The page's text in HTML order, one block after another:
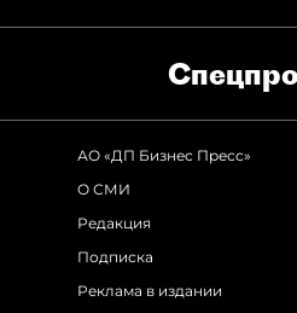
АО «ДП Бизнес Пресс»
О СМИ
Редакция
Подписка
Реклама в издании